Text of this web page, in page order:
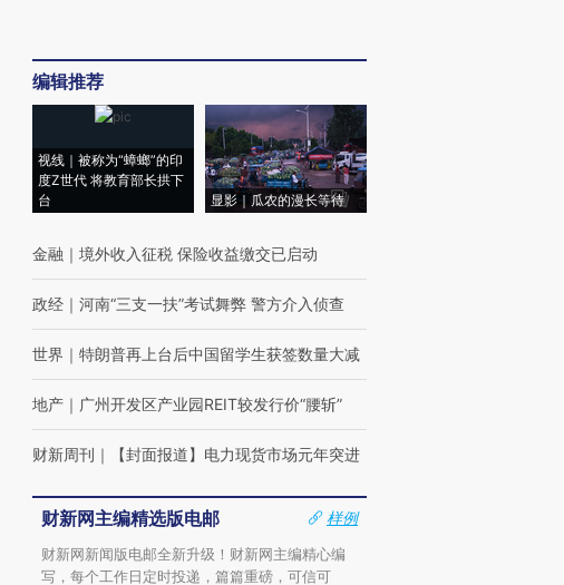
编辑推荐
视线｜被称为“蟑螂”的印
度Z世代 将教育部长拱下
台
显影｜瓜农的漫长等待
金融 ｜ 境外收入征税 保险收益缴交已启动
政经 ｜ 河南“三支一扶”考试舞弊 警方介入侦查
世界 ｜ 特朗普再上台后中国留学生获签数量大减
地产 ｜ 广州开发区产业园REIT较发行价“腰斩”
财新周刊 ｜ 【封面报道】电力现货市场元年突进
财新网主编精选版电邮
样例
财新网新闻版电邮全新升级！财新网主编精心编
写，每个工作日定时投递，篇篇重磅，可信可